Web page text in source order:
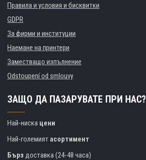
Правила и условия и бисквитки
GDPR
За фирми и институции
Наемане на принтери
Заместващо изпълнение
Odstoupení od smlouvy
ЗАЩО ДА ПАЗАРУВАТЕ ПРИ НАС?
Най-ниска цени
Най-големиятасортимент
Бърз доставка (24-48 часа)